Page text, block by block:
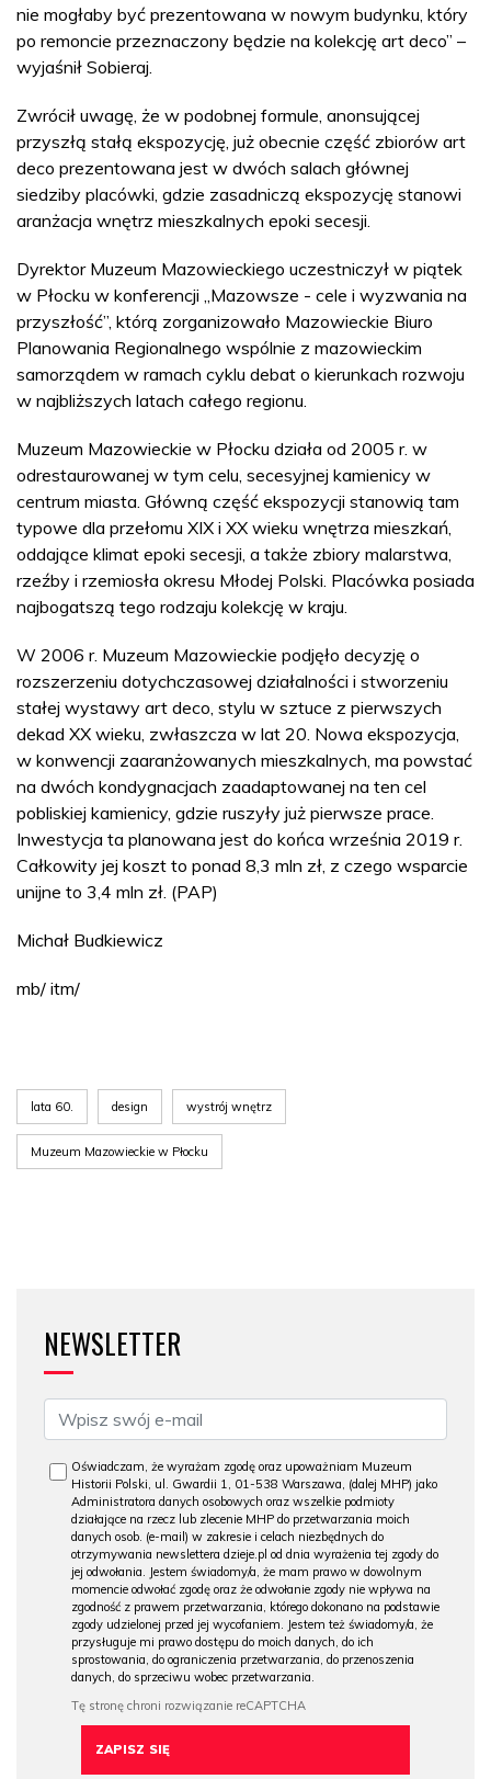
nie mogłaby być prezentowana w nowym budynku, który
po remoncie przeznaczony będzie na kolekcję art deco” –
wyjaśnił Sobieraj.
Zwrócił uwagę, że w podobnej formule, anonsującej
przyszłą stałą ekspozycję, już obecnie część zbiorów art
deco prezentowana jest w dwóch salach głównej
siedziby placówki, gdzie zasadniczą ekspozycję stanowi
aranżacja wnętrz mieszkalnych epoki secesji.
Dyrektor Muzeum Mazowieckiego uczestniczył w piątek
w Płocku w konferencji „Mazowsze - cele i wyzwania na
przyszłość”, którą zorganizowało Mazowieckie Biuro
Planowania Regionalnego wspólnie z mazowieckim
samorządem w ramach cyklu debat o kierunkach rozwoju
w najbliższych latach całego regionu.
Muzeum Mazowieckie w Płocku działa od 2005 r. w
odrestaurowanej w tym celu, secesyjnej kamienicy w
centrum miasta. Główną część ekspozycji stanowią tam
typowe dla przełomu XIX i XX wieku wnętrza mieszkań,
oddające klimat epoki secesji, a także zbiory malarstwa,
rzeźby i rzemiosła okresu Młodej Polski. Placówka posiada
najbogatszą tego rodzaju kolekcję w kraju.
W 2006 r. Muzeum Mazowieckie podjęło decyzję o
rozszerzeniu dotychczasowej działalności i stworzeniu
stałej wystawy art deco, stylu w sztuce z pierwszych
dekad XX wieku, zwłaszcza w lat 20. Nowa ekspozycja,
w konwencji zaaranżowanych mieszkalnych, ma powstać
na dwóch kondygnacjach zaadaptowanej na ten cel
pobliskiej kamienicy, gdzie ruszyły już pierwsze prace.
Inwestycja ta planowana jest do końca września 2019 r.
Całkowity jej koszt to ponad 8,3 mln zł, z czego wsparcie
unijne to 3,4 mln zł. (PAP)
Michał Budkiewicz
mb/ itm/
lata 60. design wystrój wnętrz
Muzeum Mazowieckie w Płocku
NEWSLETTER
Oświadczam, że wyrażam zgodę oraz upoważniam Muzeum
Historii Polski, ul. Gwardii 1, 01-538 Warszawa, (dalej MHP) jako
Administratora danych osobowych oraz wszelkie podmioty
działające na rzecz lub zlecenie MHP do przetwarzania moich
danych osob. (e-mail) w zakresie i celach niezbędnych do
otrzymywania newslettera dzieje.pl od dnia wyrażenia tej zgody do
jej odwołania. Jestem świadomy/a, że mam prawo w dowolnym
momencie odwołać zgodę oraz że odwołanie zgody nie wpływa na
zgodność z prawem przetwarzania, którego dokonano na podstawie
zgody udzielonej przed jej wycofaniem. Jestem też świadomy/a, że
przysługuje mi prawo dostępu do moich danych, do ich
sprostowania, do ograniczenia przetwarzania, do przenoszenia
danych, do sprzeciwu wobec przetwarzania.